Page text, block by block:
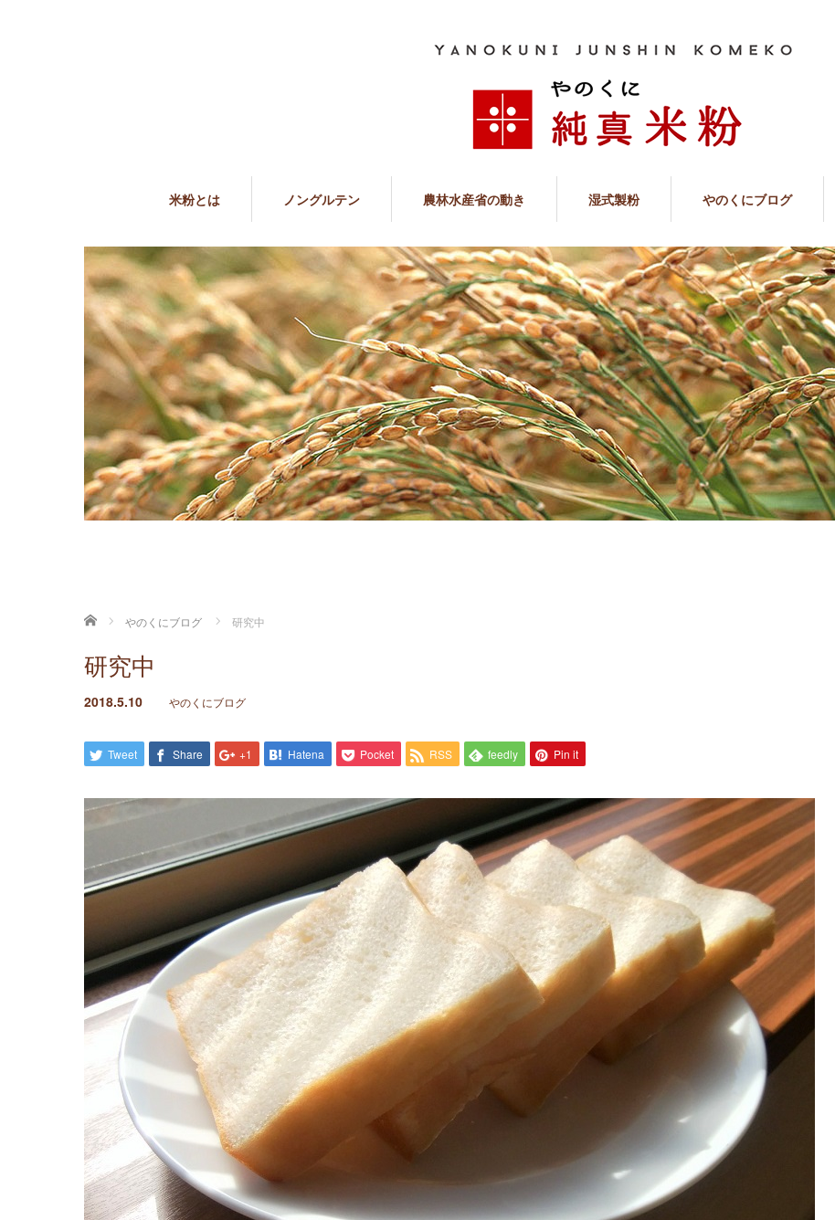
米粉とは ノングルテン 農林水産省の動き 湿式製粉 やのくにブログ
ホーム やのくにブログ 研究中
研究中
2018.5.10 やのくにブログ
Tweet Share +1 Hatena Pocket RSS feedly Pin it